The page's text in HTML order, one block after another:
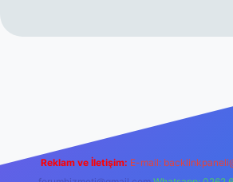
Reklam ve İletişim: E-mail: